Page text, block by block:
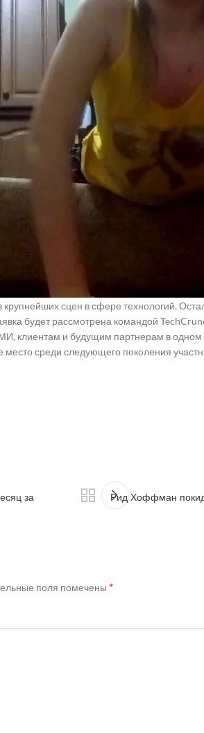
амбициозные стартапы на ранней стадии
выступят на Disrupt,
стартапов. Один стартап
получит возможность ускорить рост,
За годы существования выпускники
более 250 выходов. Выпускники были
также помог запустить такие
конкурентного рынка
основателям редкую возможность
Отобранные стартапы
Disrupt, брендинг и видимость внутри
только для основателей,
и шанс выиграть $100,000
стартапы на ранней стадии с
pre-seed и seed настоятельно
претендовать на участие. Если вы
крупнейших сцен в сфере технологий.
будет рассмотрена командой
клиентам и будущим партнерам в
место среди следующего поколения
за
Рид Хоффман
поля помечены *